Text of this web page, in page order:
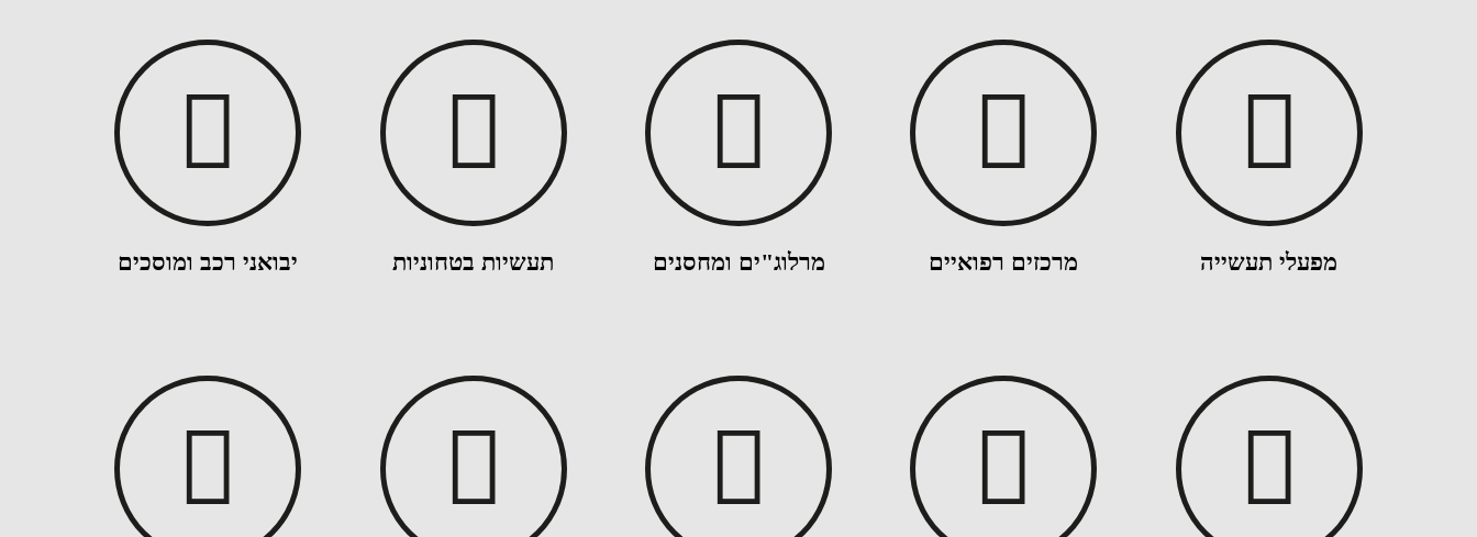
מפעלי תעשייה מרכזים רפואיים מרלוג"ים ומחסנים תעשיות בטחוניות יבואני רכב ומוסכים